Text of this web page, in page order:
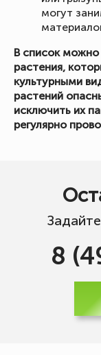
могут
В список можно
растения,
культурными
растений
исключить их
регулярно
8